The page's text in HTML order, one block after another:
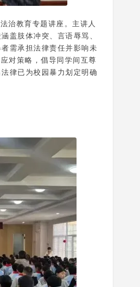
治教育专题讲座。主讲人
盖肢体冲突、言语辱骂、
需承担法律责任并影响未
对策略，倡导同学间互尊
律已为校园暴力划定明确